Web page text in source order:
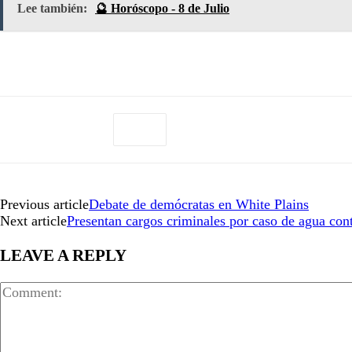
Lee también: 🔮 Horóscopo - 8 de Julio
Previous articleDebate de demócratas en White Plains
Next articlePresentan cargos criminales por caso de agua
LEAVE A REPLY